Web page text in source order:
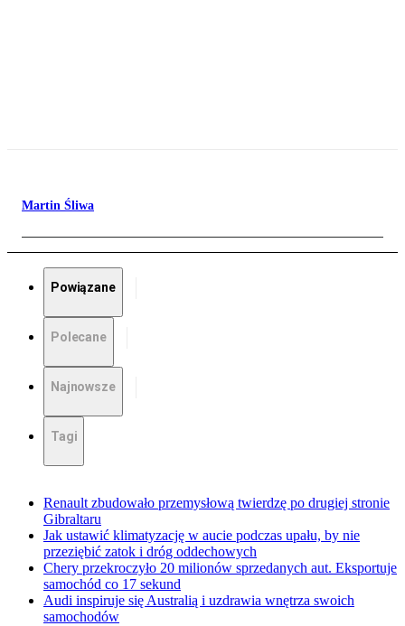
Martin Śliwa
Powiązane
Polecane
Najnowsze
Tagi
Renault zbudowało przemysłową twierdzę po drugiej stronie
Gibraltaru
Jak ustawić klimatyzację w aucie podczas upału, by nie
przeziębić zatok i dróg oddechowych
Chery przekroczyło 20 milionów sprzedanych aut. Eksportuje
samochód co 17 sekund
Audi inspiruje się Australią i uzdrawia wnętrza swoich
samochodów